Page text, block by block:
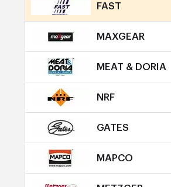
FAST
MAXGEAR
MEAT & DORIA
NRF
GATES
MAPCO